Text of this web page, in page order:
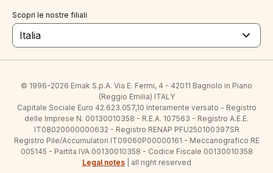
Scopri le nostre filiali
Italia
© 1996-2026 Emak S.p.A. Via E. Fermi, 4 - 42011 Bagnolo in Piano
(Reggio Emilia) ITALY
Capitale Sociale Euro 42.623.057,10 Interamente versato - Registro
delle Imprese N. 00130010358 - R.E.A. 107563 - Registro A.E.E.
IT08020000000632 - Registro RENAP PFU250100397SR
Registro Pile/Accumulatori IT09060P00000161 - Meccanografico RE
005145 - Partita IVA 00130010358 - Codice Fiscale 00130010358
Legal notes| all right reserved